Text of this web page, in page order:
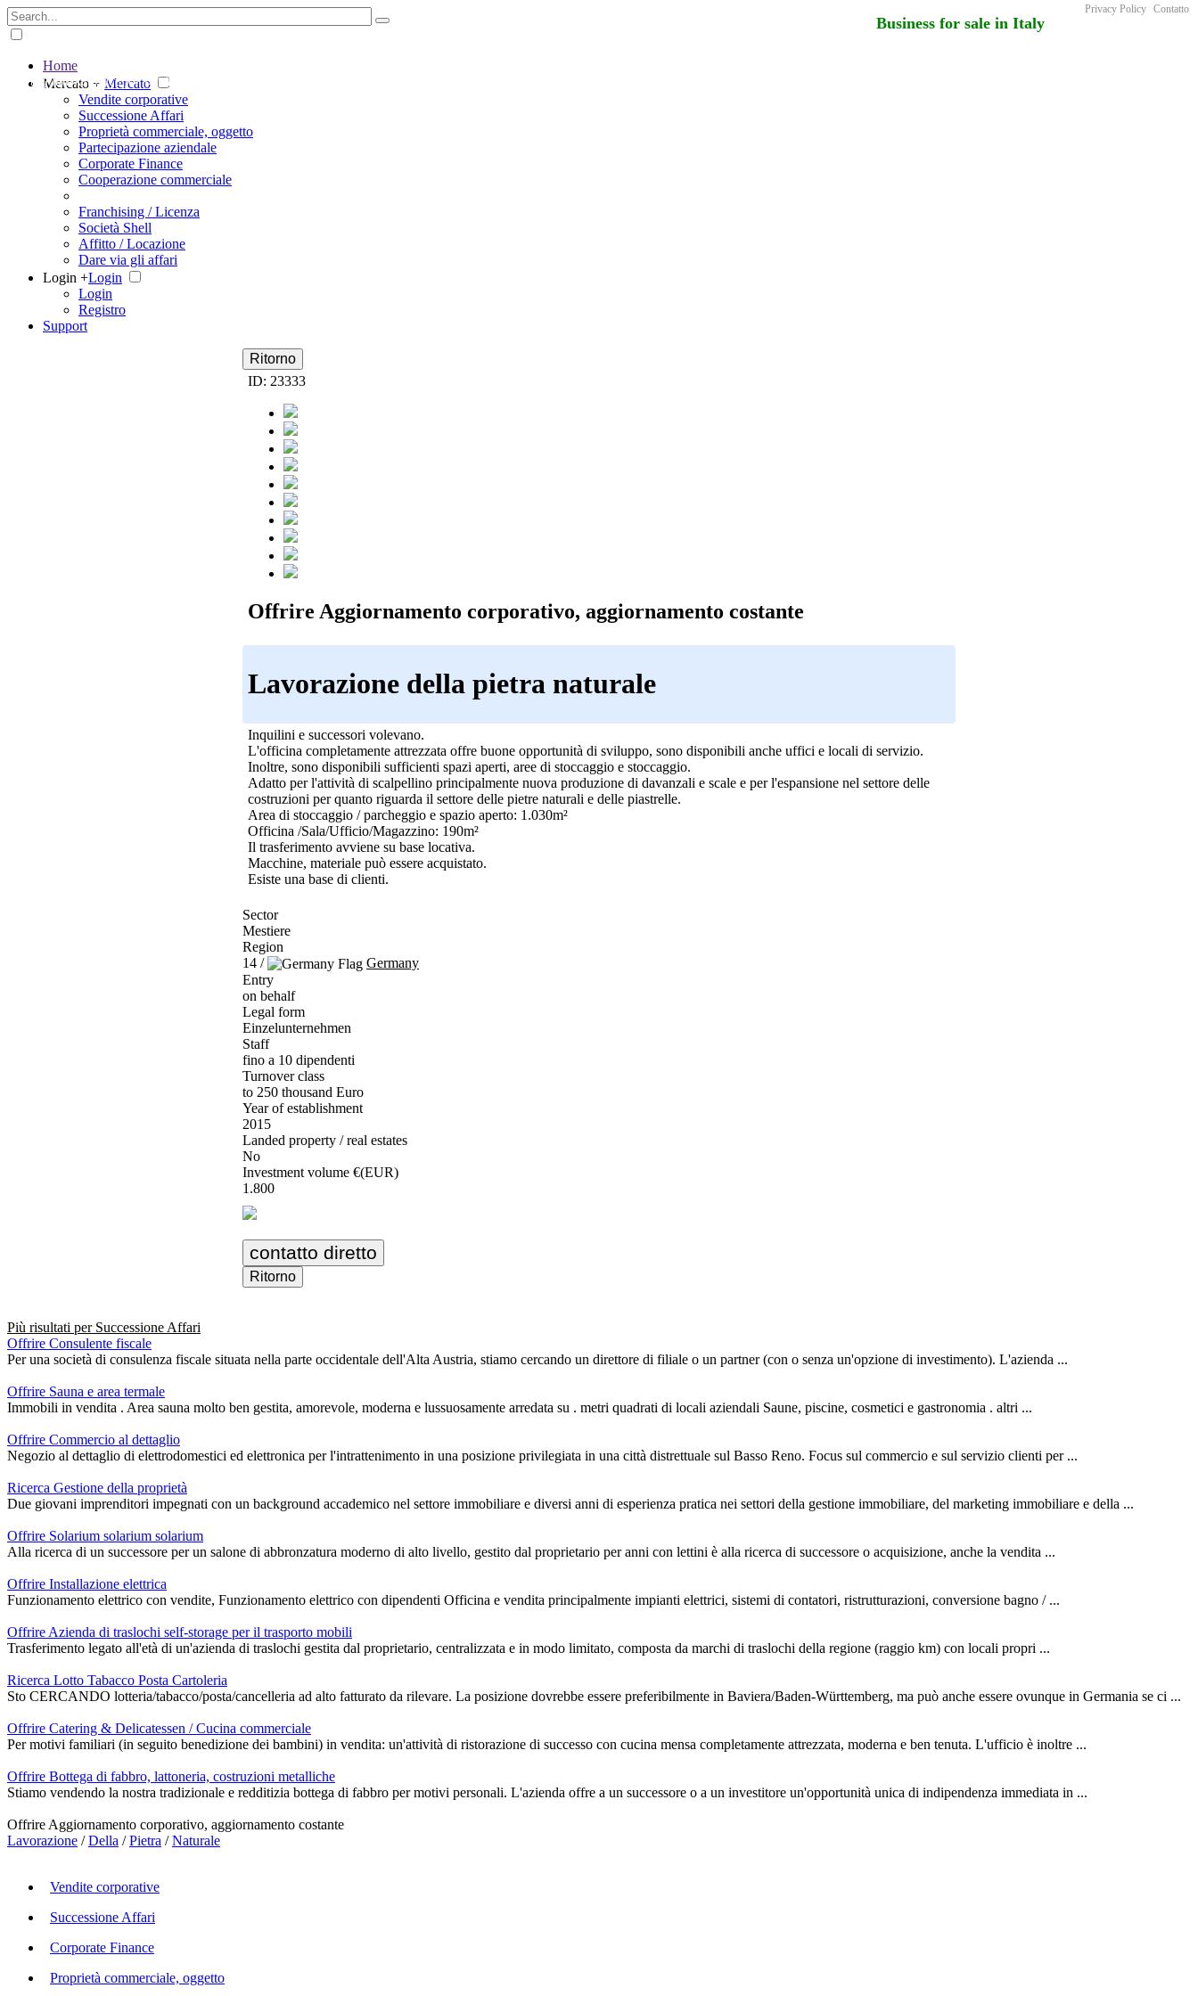
Business for sale in Italy
The big marketplace for business
Privacy Policy Contatto
Home
Mercato + Mercato
Vendite corporative
Successione Affari
Proprietà commerciale, oggetto
Partecipazione aziendale
Corporate Finance
Cooperazione commerciale
Franchising / Licenza
Società Shell
Affitto / Locazione
Dare via gli affari
Login +Login
Login
Registro
Support
Ritorno
ID: 23333
Offrire Aggiornamento corporativo, aggiornamento costante
Lavorazione della pietra naturale
Inquilini e successori volevano.
L'officina completamente attrezzata offre buone opportunità di sviluppo, sono disponibili anche uffici e locali di servizio.
Inoltre, sono disponibili sufficienti spazi aperti, aree di stoccaggio e stoccaggio.
Adatto per l'attività di scalpellino principalmente nuova produzione di davanzali e scale e per l'espansione nel settore delle
costruzioni per quanto riguarda il settore delle pietre naturali e delle piastrelle.
Area di stoccaggio / parcheggio e spazio aperto: 1.030m²
Officina /Sala/Ufficio/Magazzino: 190m²
Il trasferimento avviene su base locativa.
Macchine, materiale può essere acquistato.
Esiste una base di clienti.
Sector
Mestiere
Region
14 /
Germany
Entry
on behalf
Legal form
Einzelunternehmen
Staff
fino a 10 dipendenti
Turnover class
to 250 thousand Euro
Year of establishment
2015
Landed property / real estates
No
Investment volume €(EUR)
1.800
contatto diretto
Ritorno
Più risultati per Successione Affari
Offrire Consulente fiscale
Per una società di consulenza fiscale situata nella parte occidentale dell'Alta Austria, stiamo cercando un direttore di filiale o un partner (con o senza un'opzione di investimento). L'azienda ...
Offrire Sauna e area termale
Immobili in vendita . Area sauna molto ben gestita, amorevole, moderna e lussuosamente arredata su . metri quadrati di locali aziendali Saune, piscine, cosmetici e gastronomia . altri ...
Offrire Commercio al dettaglio
Negozio al dettaglio di elettrodomestici ed elettronica per l'intrattenimento in una posizione privilegiata in una città distrettuale sul Basso Reno. Focus sul commercio e sul servizio clienti per ...
Ricerca Gestione della proprietà
Due giovani imprenditori impegnati con un background accademico nel settore immobiliare e diversi anni di esperienza pratica nei settori della gestione immobiliare, del marketing immobiliare e della ...
Offrire Solarium solarium solarium
Alla ricerca di un successore per un salone di abbronzatura moderno di alto livello, gestito dal proprietario per anni con lettini è alla ricerca di successore o acquisizione, anche la vendita ...
Offrire Installazione elettrica
Funzionamento elettrico con vendite, Funzionamento elettrico con dipendenti Officina e vendita principalmente impianti elettrici, sistemi di contatori, ristrutturazioni, conversione bagno / ...
Offrire Azienda di traslochi self-storage per il trasporto mobili
Trasferimento legato all'età di un'azienda di traslochi gestita dal proprietario, centralizzata e in modo limitato, composta da marchi di traslochi della regione (raggio km) con locali propri ...
Ricerca Lotto Tabacco Posta Cartoleria
Sto CERCANDO lotteria/tabacco/posta/cancelleria ad alto fatturato da rilevare. La posizione dovrebbe essere preferibilmente in Baviera/Baden-Württemberg, ma può anche essere ovunque in Germania se ci ...
Offrire Catering & Delicatessen / Cucina commerciale
Per motivi familiari (in seguito benedizione dei bambini) in vendita: un'attività di ristorazione di successo con cucina mensa completamente attrezzata, moderna e ben tenuta. L'ufficio è inoltre ...
Offrire Bottega di fabbro, lattoneria, costruzioni metalliche
Stiamo vendendo la nostra tradizionale e redditizia bottega di fabbro per motivi personali. L'azienda offre a un successore o a un investitore un'opportunità unica di indipendenza immediata in ...
Offrire Aggiornamento corporativo, aggiornamento costante
Lavorazione /Della /Pietra /Naturale
Vendite corporative
Successione Affari
Corporate Finance
Proprietà commerciale, oggetto